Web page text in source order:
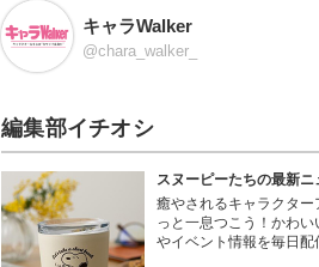
キャラWalker
@chara_walker_
編集部イチオシ
スヌーピーたちの最新ニ
癒やされるキャラクター
っと一息つこう！かわ
やイベント情報を毎日配